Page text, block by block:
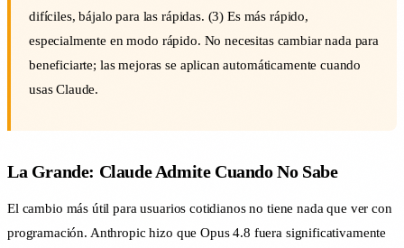
difíciles, bájalo para las rápidas. (3) Es más rápido,
especialmente en modo rápido. No necesitas cambiar nada para
beneficiarte; las mejoras se aplican automáticamente cuando
usas Claude.
La Grande: Claude Admite Cuando No Sabe
El cambio más útil para usuarios cotidianos no tiene nada que ver con
programación. Anthropic hizo que Opus 4.8 fuera significativamente